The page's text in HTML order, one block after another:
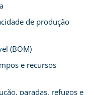
de produção
(BOM)
e recursos
paradas, refugos e